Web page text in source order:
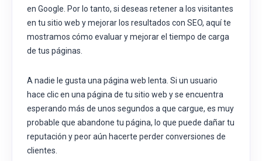
en Google. Por lo tanto, si deseas retener a los visitantes
en tu sitio web y mejorar los resultados con SEO, aquí te
mostramos cómo evaluar y mejorar el tiempo de carga
de tus páginas.
A nadie le gusta una página web lenta. Si un usuario
hace clic en una página de tu sitio web y se encuentra
esperando más de unos segundos a que cargue, es muy
probable que abandone tu página, lo que puede dañar tu
reputación y peor aún hacerte perder conversiones de
clientes.